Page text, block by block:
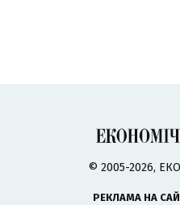
© 2005-2026,
РЕКЛАМА НА